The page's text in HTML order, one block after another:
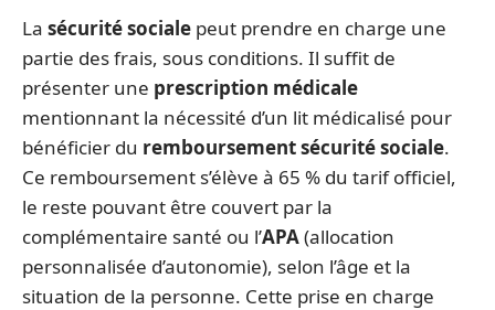
La sécurité sociale peut prendre en charge une
partie des frais, sous conditions. Il suffit de
présenter une prescription médicale
mentionnant la nécessité d’un lit médicalisé pour
bénéficier du remboursement sécurité sociale.
Ce remboursement s’élève à 65 % du tarif officiel,
le reste pouvant être couvert par la
complémentaire santé ou l’APA(allocation
personnalisée d’autonomie), selon l’âge et la
situation de la personne. Cette prise en charge